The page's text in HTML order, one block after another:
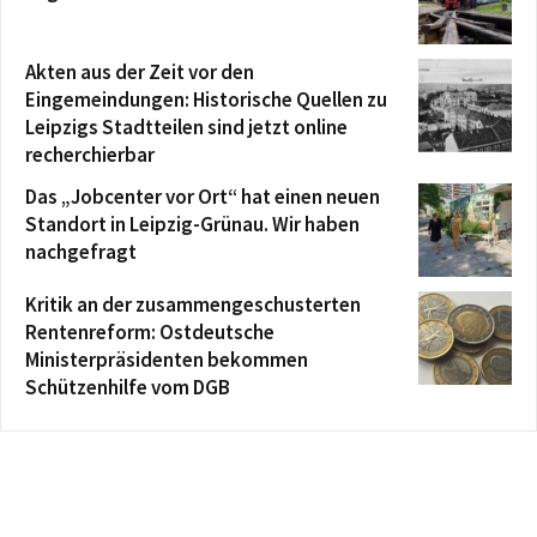
Akten aus der Zeit vor den
Eingemeindungen: Historische Quellen zu
Leipzigs Stadtteilen sind jetzt online
recherchierbar
Das „Jobcenter vor Ort“ hat einen neuen
Standort in Leipzig-Grünau. Wir haben
nachgefragt
Kritik an der zusammengeschusterten
Rentenreform: Ostdeutsche
Ministerpräsidenten bekommen
Schützenhilfe vom DGB